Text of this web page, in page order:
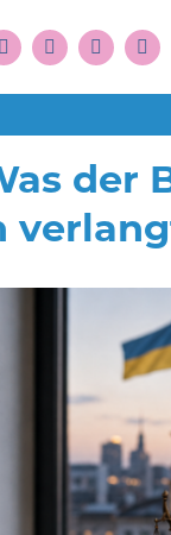
der